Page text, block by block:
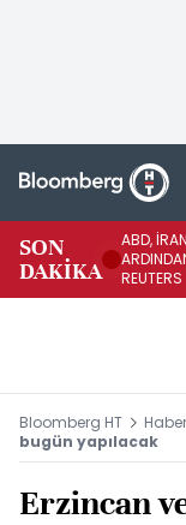
SON
DAKİKA
ABD,
REUTERS
Bloomberg HT
bugün yapılacak
Erzincan